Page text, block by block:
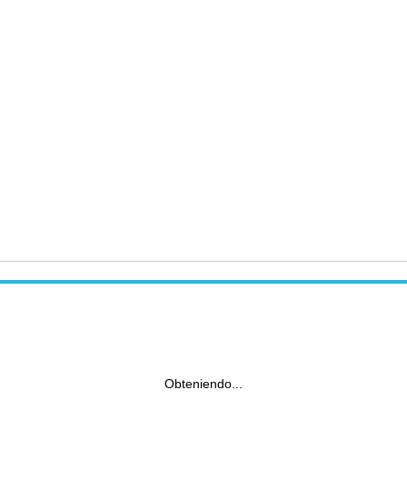
Obteniendo...